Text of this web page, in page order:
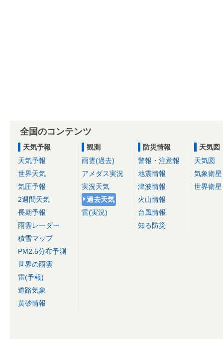
全国のコンテンツ
天気予報
天気予報
世界天気
気圧予報
2週間天気
長期予報
雨雲レーダー
積雪マップ
PM2.5分布予測
世界の雨雲
雷(予報)
道路気象
黄砂情報
観測
雨雲(過去)
アメダス実況
実況天気
過去天気
雷(実況)
防災情報
警報・注意報
地震情報
津波情報
火山情報
台風情報
知る防災
天気図
天気図
気象衛星
世界衛星